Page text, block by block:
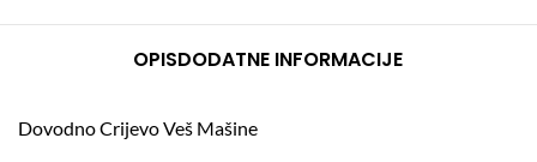
OPISDODATNE INFORMACIJE
Dovodno Crijevo Veš Mašine